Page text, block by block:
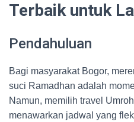
Terbaik untuk
Pendahuluan
Bagi masyarakat Bogor,
suci Ramadhan adalah
Namun, memilih travel
menawarkan jadwal yang